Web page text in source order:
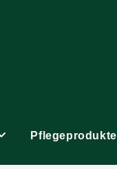
Pflegeprodukte